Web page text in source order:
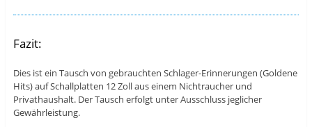
Fazit:
Dies ist ein Tausch von gebrauchten Schlager-Erinnerungen (Goldene
Hits) auf Schallplatten 12 Zoll aus einem Nichtraucher und
Privathaushalt. Der Tausch erfolgt unter Ausschluss jeglicher
Gewährleistung.